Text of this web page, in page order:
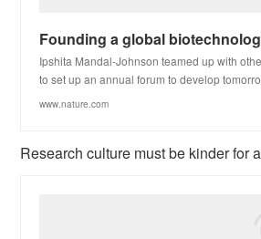
Ipshita Mandal-Johnson teamed up with
to set up an annual forum to develop
www.nature.com
Research culture must be kinder for